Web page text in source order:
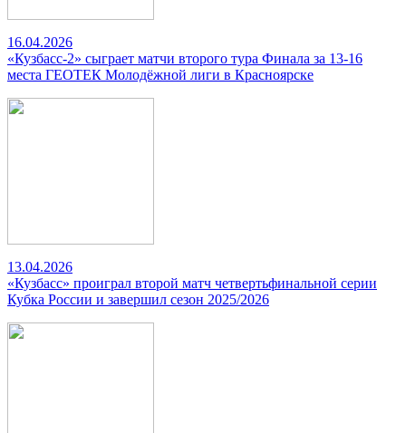
16.04.2026
«Кузбасс-2» сыграет матчи второго тура Финала за 13-16
места ГЕОТЕК Молодёжной лиги в Красноярске
13.04.2026
«Кузбасс» проиграл второй матч четвертьфинальной серии
Кубка России и завершил сезон 2025/2026